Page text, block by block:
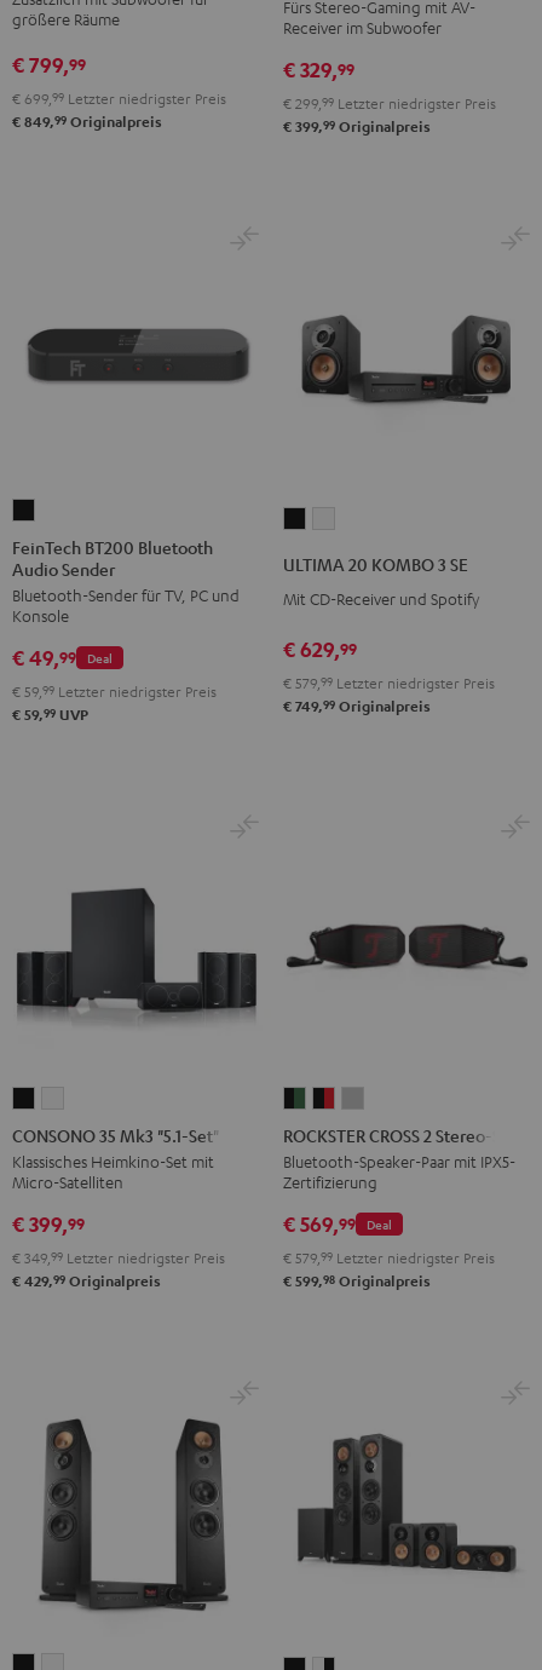
Club
Night
Black
Club
Pure
White
größere Räume
€ 799,99
€ 699,99 Letzter niedrigster Preis
€ 849,99 Originalpreis
"2.1-
Set"
Schwarz
Fürs Stereo-Gaming mit AV-
Receiver im Subwoofer
€ 329,99
€ 299, 99 Letzter niedrigster Preis
€ 399,99 Originalpreis
BT200
Bluetooth
Audio
Sender
Schwarz
FeinTech BT200 Bluetooth
Audio Sender
Bluetooth-Sender für TV, PC und
Konsole
Deal
€ 49,99
€ 59, 99 Letzter niedrigster Preis
€ 59,99 UVP
KOMBO
3
Schwarz
KOMBO
3
Weiß
ULTIMA 20 KOMBO 3 SE
Mit CD-Receiver und Spotify
€ 629,99
€ 579, 99 Letzter niedrigster Preis
€ 749,99 Originalpreis
35
Mk3
"5.1-
Set"
35
Mk3
"5.1-
Set"
CONSONO 35 Mk3 "5.1-Set"
Klassisches Heimkino-Set mit
Micro-Satelliten
€ 399,99
€ 349, 99 Letzter niedrigster Preis
€ 429,99 Originalpreis
CROSS
2
Stereo-
Set
&
CROSS
2
Stereo-
Set
&
CROSS
2
Stereo-
Set
Gray
ROCKSTER CROSS 2 Stereo-Set
Bluetooth-Speaker-Paar mit IPX5-
Zertifizierung
Deal
€ 569,99
€ 579, 99 Letzter niedrigster Preis
€ 599,98 Originalpreis